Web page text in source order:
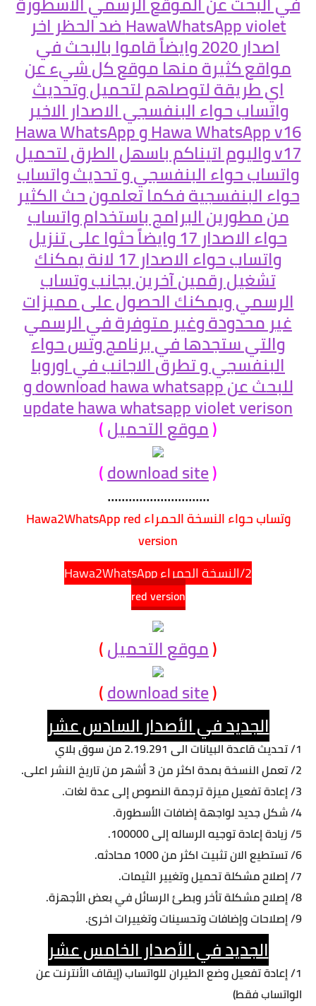
(موقع التحميل)
(
download site
)
.............................
وتساب حواء النسخة الحمراء Hawa2WhatsApp red
version
2/النسخة الحمراء Hawa2WhatsApp
red version
(موقع التحميل)
(
download site
)
الجديد في الأصدار السادس عشر
1/ تحديث قاعدة البيانات الى 2.19.291 من سوق بلاي
2/ تعمل النسخة بمدة اكثر من 3 أشهر من تاريخ النشر اعلى.
3/ إعادة تفعيل ميزة ترجمة النصوص إلى عدة لغات.
4/ شكل جديد لواجهة إضافات الأسطورة.
5/ زيادة إعادة توجيه الرساله إلى 100000.
6/ تستطيع الان تثبيت اكثر من 1000 محادثه.
7/ إصلاح مشكلة تحميل وتغيير الثيمات.
8/ إصلاح مشكلة تأخر وبطئ الرسائل في بعض الأجهزة.
9/ إصلاحات وإضافات وتحسينات وتغييرات اخرئ.
الجديد في الأصدار الخامس عشر
1/ إعادة تفعيل وضع الطيران للواتساب (إيقاف الأنترنت عن
الواتساب فقط)